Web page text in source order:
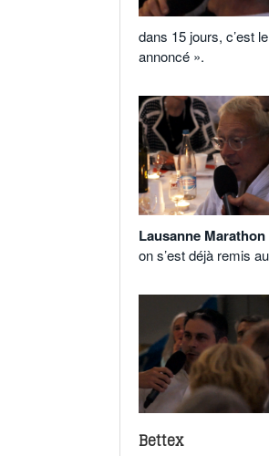
dans 15 jours, c’est
annoncé ».
Lausanne Marathon
on s’est déjà remis
Bettex